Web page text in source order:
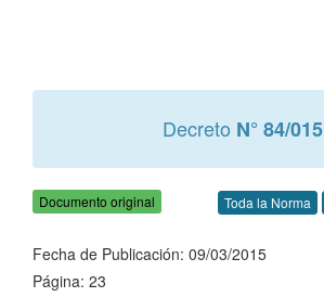
Decreto N° 84/015
Documento original Toda la Norma
Fecha de Publicación: 09/03/2015
Página: 23